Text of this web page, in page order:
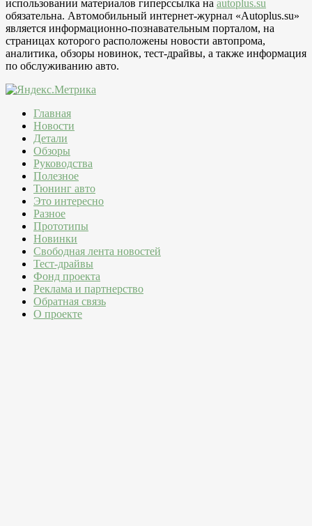
использовании материалов гиперссылка на autoplus.su
обязательна. Автомобильный интернет-журнал «Autoplus.su»
является информационно-познавательным порталом, на
страницах которого расположены новости автопрома,
аналитика, обзоры новинок, тест-драйвы, а также информация
по обслуживанию авто.
Главная
Новости
Детали
Обзоры
Руководства
Полезное
Тюнинг авто
Это интересно
Разное
Прототипы
Новинки
Свободная лента новостей
Тест-драйвы
Фонд проекта
Реклама и партнерство
Обратная связь
О проекте